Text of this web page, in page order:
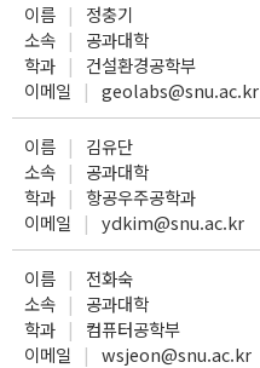
이름
정충기
소속
공과대학
학과
건설환경공학부
이메일
geolabs@snu.ac.kr
이름
김유단
소속
공과대학
학과
항공우주공학과
이메일
ydkim@snu.ac.kr
이름
전화숙
소속
공과대학
학과
컴퓨터공학부
이메일
wsjeon@snu.ac.kr